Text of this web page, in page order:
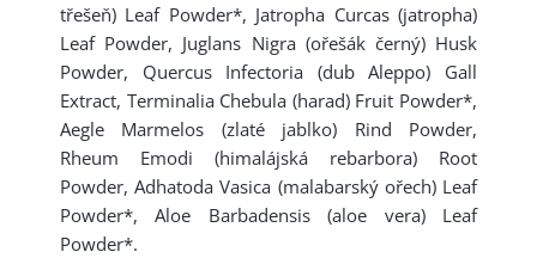
třešeň) Leaf Powder*, Jatropha Curcas (jatropha)
Leaf Powder, Juglans Nigra (ořešák černý) Husk
Powder, Quercus Infectoria (dub Aleppo) Gall
Extract, Terminalia Chebula (harad) Fruit Powder*,
Aegle Marmelos (zlaté jablko) Rind Powder,
Rheum Emodi (himalájská rebarbora) Root
Powder, Adhatoda Vasica (malabarský ořech) Leaf
Powder*, Aloe Barbadensis (aloe vera) Leaf
Powder*.